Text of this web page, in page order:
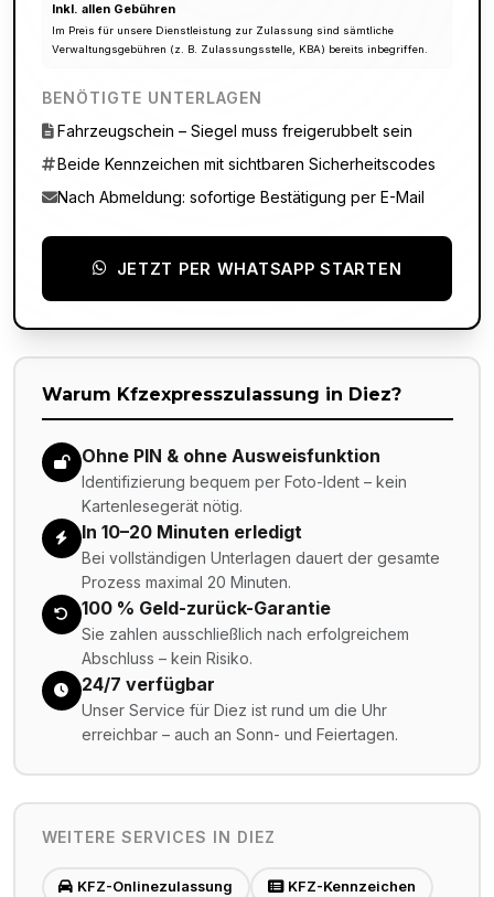
Inkl. allen Gebühren
Im Preis für unsere Dienstleistung zur Zulassung sind sämtliche
Verwaltungsgebühren (z. B. Zulassungsstelle, KBA) bereits inbegriffen.
BENÖTIGTE UNTERLAGEN
Fahrzeugschein – Siegel muss freigerubbelt sein
Beide Kennzeichen mit sichtbaren Sicherheitscodes
Nach Abmeldung: sofortige Bestätigung per E-Mail
JETZT PER WHATSAPP STARTEN
Warum Kfzexpresszulassung in Diez?
Ohne PIN & ohne Ausweisfunktion
Identifizierung bequem per Foto-Ident – kein
Kartenlesegerät nötig.
In 10–20 Minuten erledigt
Bei vollständigen Unterlagen dauert der gesamte
Prozess maximal 20 Minuten.
100 % Geld-zurück-Garantie
Sie zahlen ausschließlich nach erfolgreichem
Abschluss – kein Risiko.
24/7 verfügbar
Unser Service für Diez ist rund um die Uhr
erreichbar – auch an Sonn- und Feiertagen.
WEITERE SERVICES IN DIEZ
KFZ-Onlinezulassung KFZ-Kennzeichen